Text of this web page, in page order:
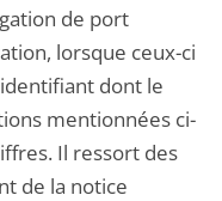
de port
lorsque ceux-ci
dont le
mentionnées ci-
Il ressort des
de la notice